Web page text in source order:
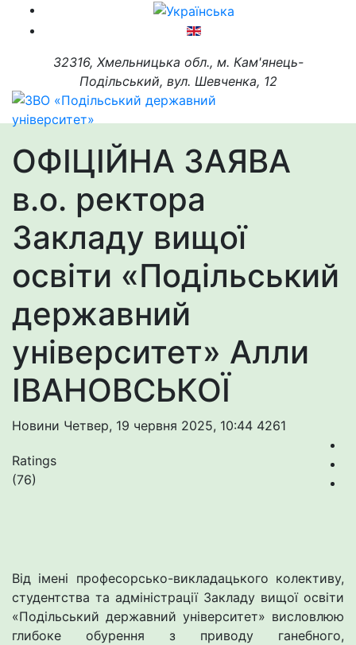
32316, Хмельницька обл., м. Кам'янець-
Подільський, вул. Шевченка, 12
ОФІЦІЙНА ЗАЯВА
в.о. ректора
Закладу вищої
освіти «Подільський
державний
університет» Алли
ІВАНОВСЬКОЇ
Новини Четвер, 19 червня 2025, 10:44 4261
Ratings
(76)
Від імені професорсько-викладацького колективу,
студентства та адміністрації Закладу вищої освіти
«Подільський державний університет» висловлюю
глибоке обурення з приводу ганебного,